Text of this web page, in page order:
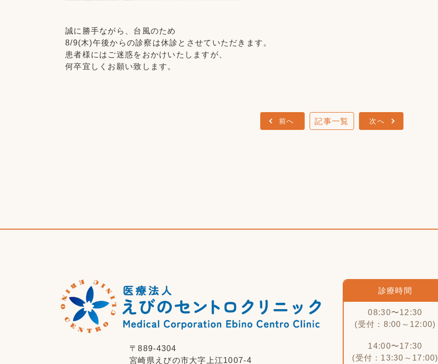
誠に勝手ながら、台風のため
8/9(木)午後からの診察は休診とさせていただきます。
患者様にはご迷惑をおかけいたしますが、
何卒宜しくお願い致します。
前へ 記事一覧 次へ
〒889-4304
宮崎県えびの市大字上江1007-4
診療時間
08:30〜12:30
(受付：8:00～12:00)
14:00〜17:30
(受付：13:30～17:00)